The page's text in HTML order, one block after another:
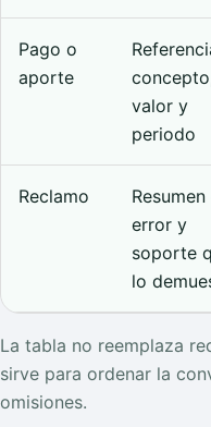
Pago o
aporte
valor y
periodo
Reclamo
error y
soporte
lo
La tabla no reemplaza
sirve para ordenar la
omisiones.